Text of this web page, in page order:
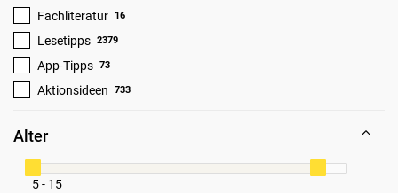
Lesetipps 2379
App-Tipps 73
Aktionsideen 733
Fachliteratur 16
Alter
5 - 15